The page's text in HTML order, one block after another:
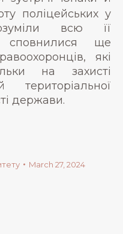
поліцейських у
всю її
сповнилися ще
які
на захисті
держави.
March 27, 2024